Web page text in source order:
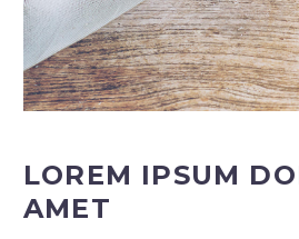
LOREM IPSUM
AMET